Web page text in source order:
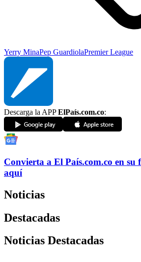
Yerry MinaPep GuardiolaPremier League
Descarga la APPElPaís.com.co:
Convierta a El País.com.co en su
aquí
Noticias
Destacadas
Noticias Destacadas